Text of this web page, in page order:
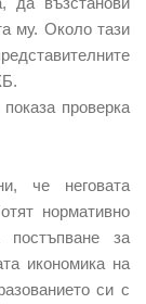
му. Около тази
проверка
че неговата
нормативно
постъпване за
икономика на
си с